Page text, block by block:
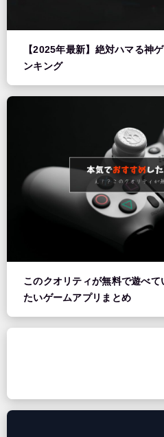
【2025年最新】絶対ハマる神
ンキング
このクオリティが無料で遊べ
たいゲームアプリまとめ